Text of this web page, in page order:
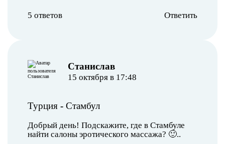
5 ответов Ответить
Станислав
15 октября в 17:48
Турция - Стамбул
Добрый день! Подскажите, где в Стамбуле
найти салоны эротического массажа? 🙂..